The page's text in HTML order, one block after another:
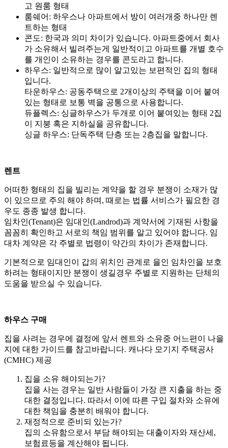
고 원룸 형태
룸쉐어: 하우스나 아파트에서 방이 여러개중 하나만 렌
트하는 형태
콘도: 한국과 의미 차이가 있습니다. 아파트중에서 회사
가 소유해서 빌려주는게 일반적이고 아파트를 개별 호수
를 개인이 소유하는 경우를 콘도라고 합니다.
하우스: 일반적으로 많이 알고있는 보편적인 집의 형태
입니다.
타운하우스: 공동주택으로 2개이상의 주택을 이어 붙여
있는 형태로 보통 벽을 공통으로 사용합니다.
듀플렉스: 싱글하우스가 두개로 이어 붙여있는 형태 2집
이 지붕 혹은 지하실을 공유합니다.
싱글 하우스: 단독주택 단층 또는 2층집을 말합니다.
렌트
어떠한 형태의 집을 빌리는 계약을 할 경우 분쟁이 소재가 많
이 있으므로 주의 해야 하며, 때로는 법률 서비스가 필요한 경
우도 종종 발생 합니다.
임차인(Tenant)은 임대인(Landrod)과 계약서에 기재된 사항을
꼼꼼히 확인하고 서로의 책임 범위를 알고 있어야 합니다. 임
대차 계약은 각 주별로 법령이 약간의 차이가 존재합니다.
기본적으로 임대인이 갑의 위치인 관계로 을인 임차인을 보호
하려는 형태이지만 분쟁이 생길경우 주별로 지원하는 단체의
도움을 받으실 수 있습니다.
하우스 구매
집을 사려는 경우에 결정에 앞서 렌트와 소유중 어느편이 나을
지에 대한 가이드를 참고바랍니다. 캐나다 모기지 주택공사
(CMHC) 제공
집을 소유 해야되는가?
집을 사는 경우는 일반 사람들이 가장 큰 지출을 하는 중
대한 결정입니다. 따라서 이에 따른 구입 절차와 소유에
대한 책임을 충분히 배워야 합니다.
재정적으로 준비되 있는가?
집의 소유함으로서 부담 해야되는 대출이자와 재산세,
보험료등을 계산해야 됩니다.